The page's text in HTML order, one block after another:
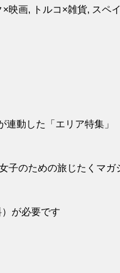
映画, トルコ×雑貨, スペ
連動した「エリア特集」
子のための旅じたくマガ
が必要です